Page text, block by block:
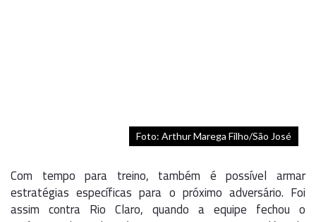
Foto: Arthur Marega Filho/São José
Com tempo para treino, também é possível armar
estratégias específicas para o próximo adversário. Foi
assim contra Rio Claro, quando a equipe fechou o